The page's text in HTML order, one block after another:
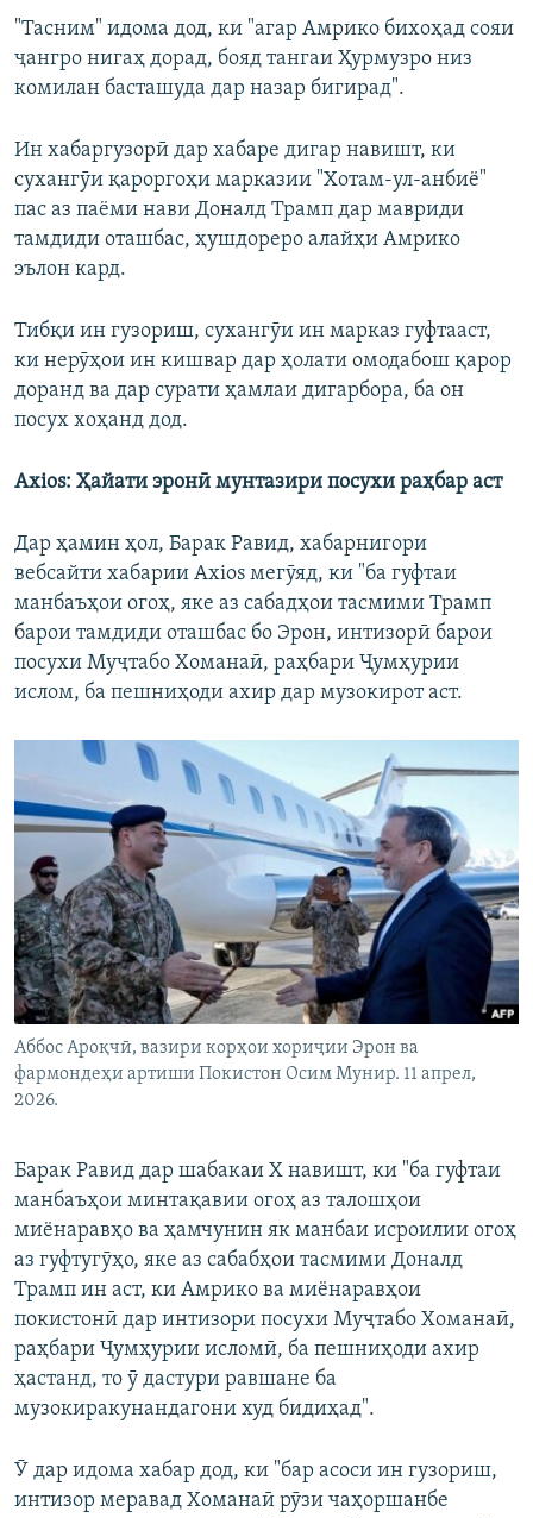
"Тасним" идома дод, ки "агар Амрико бихоҳад сояи
ҷангро нигаҳ дорад, бояд тангаи Ҳурмузро низ
комилан басташуда дар назар бигирад".
Ин хабаргузорӣ дар хабаре дигар навишт, ки
сухангӯи қароргоҳи марказии "Хотам-ул-анбиё"
пас аз паёми нави Доналд Трамп дар мавриди
тамдиди оташбас, ҳушдореро алайҳи Амрико
эълон кард.
Тибқи ин гузориш, сухангӯи ин марказ гуфтааст,
ки нерӯҳои ин кишвар дар ҳолати омодабош қарор
доранд ва дар сурати ҳамлаи дигарбора, ба он
посух хоҳанд дод.
Axios: Ҳайати эронӣ мунтазири посухи раҳбар аст
Дар ҳамин ҳол, Барак Рaвид, хабарнигори
вебсайти хабарии Axios мегӯяд, ки "ба гуфтаи
манбаъҳои огоҳ, яке аз сабадҳои тасмими Трамп
барои тамдиди оташбас бо Эрон, интизорӣ барои
посухи Муҷтабо Хоманаӣ, раҳбари Ҷумҳурии
ислом, ба пешниҳоди ахир дар музокирот аст.
Аббос Ароқчӣ, вазири корҳои хориҷии Эрон ва
фармондеҳи артиши Покистон Осим Мунир. 11 апрел,
2026.
Барак Равид дар шабакаи Х навишт, ки "ба гуфтаи
манбаъҳои минтақавии огоҳ аз талошҳои
миёнаравҳо ва ҳамчунин як манбаи исроилии огоҳ
аз гуфтугӯҳо, яке аз сабабҳои тасмими Доналд
Трамп ин аст, ки Амрико ва миёнаравҳои
покистонӣ дар интизори посухи Муҷтабо Хоманаӣ,
раҳбари Ҷумҳурии исломӣ, ба пешниҳоди ахир
ҳастанд, то ӯ дастури равшане ба
музокиракунандагони худ бидиҳад".
Ӯ дар идома хабар дод, ки "бар асоси ин гузориш,
интизор меравад Хоманаӣ рӯзи чаҳоршанбе